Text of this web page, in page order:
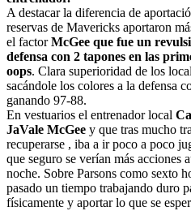
A destacar la diferencia de
reservas de Mavericks aportaron
el factorMcGee que fue un
defensa con 2 tapones en las
oops. Clara superioridad de los
sacándole los colores a la defensa
ganando 97-88.
En vestuarios el entrenador local
JaVale McGee y que tras mucho
recuperarse , iba a ir poco a poco
que seguro se verían más acciones
noche. Sobre Parsons como sexto
pasado un tiempo trabajando duro
físicamente y aportar lo que se